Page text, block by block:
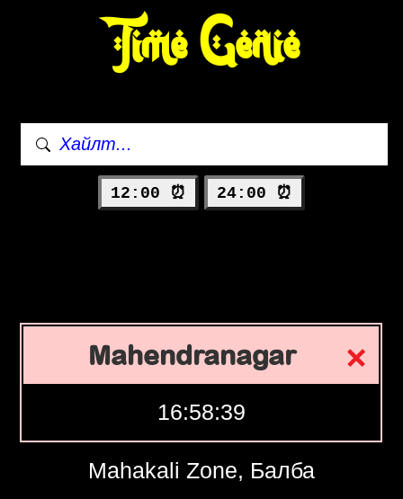
Time Genie
12:00 ⏰ 24:00 ⏰
Mahendranagar
16:58:40
Mahakali Zone, Балба